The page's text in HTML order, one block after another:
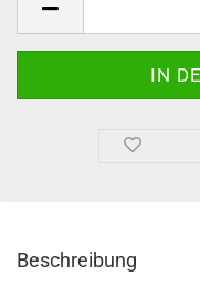
Beschreibung